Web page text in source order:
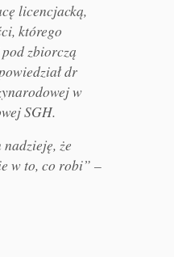
licencjacką,
którego
zbiorczą
dr
w
SGH.
że
w to, co robi” –